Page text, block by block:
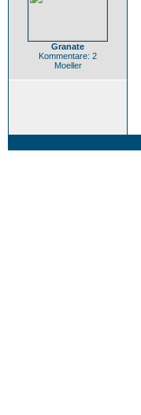
Granate
Kommentare: 2
Moeller